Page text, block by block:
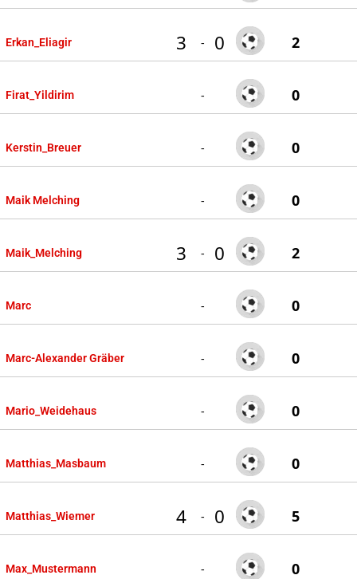
Erkan_Eliagir 3 - 0 2
Firat_Yildirim - 0
Kerstin_Breuer - 0
Maik Melching - 0
Maik_Melching 3 - 0 2
Marc - 0
Marc-Alexander Gräber - 0
Mario_Weidehaus - 0
Matthias_Masbaum - 0
Matthias_Wiemer 4 - 0 5
Max_Mustermann - 0